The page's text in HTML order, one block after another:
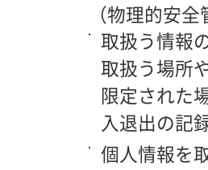
（物理的安全
取扱う情報
取扱う場所
限定された
入退出の記
個人情報を